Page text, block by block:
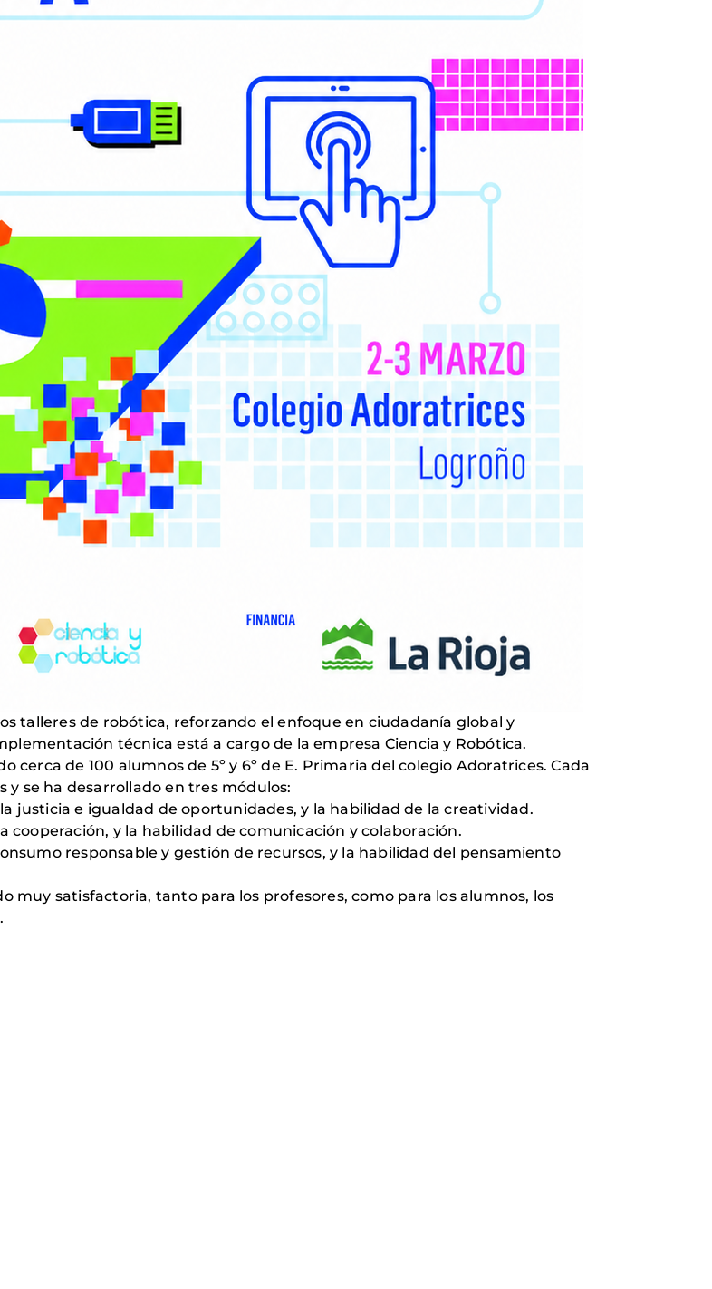
talleres de robótica, reforzando el enfoque en ciudadanía global y
técnica está a cargo de la empresa Ciencia y Robótica.
cerca de 100 alumnos de 5º y 6º de E. Primaria del colegio Adoratrices. Cada
se ha desarrollado en tres módulos:
justicia e igualdad de oportunidades, y la habilidad de la creatividad.
cooperación, y la habilidad de comunicación y colaboración.
responsable y gestión de recursos, y la habilidad del pensamiento
muy satisfactoria, tanto para los profesores, como para los alumnos, los